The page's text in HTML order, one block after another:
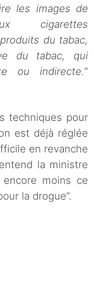
les images de
cigarettes
du tabac,
du tabac, qui
ou indirecte.”
techniques pour
est déjà réglée
en revanche
la ministre
encore moins ce
la drogue”.